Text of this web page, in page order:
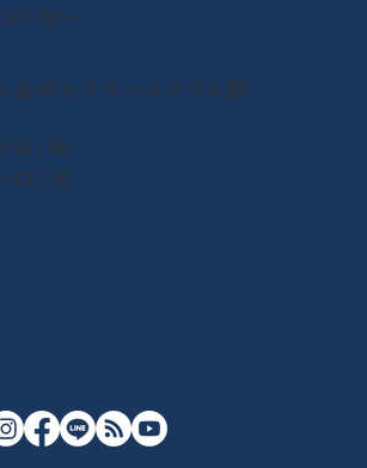
：00〜
＆ギャラリーメイプル館
16：00
13：00